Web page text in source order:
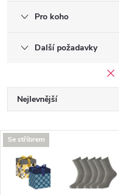
Pro koho
Další požadavky
Ř
a
z
Nejlevnější
Nejprodávanější
Abecedně
V
ý
Se stříbrem